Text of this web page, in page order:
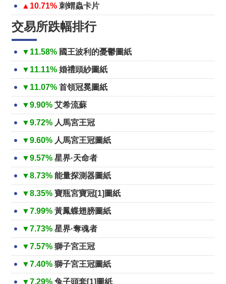
▲10.71% 刺蝟蟲卡片
交易所跌幅排行
▼11.58% 國王波利的憂鬱圖紙
▼11.11% 婚禮頭紗圖紙
▼11.07% 首領冠冕圖紙
▼9.90% 艾希流蘇
▼9.72% 人馬宮王冠
▼9.60% 人馬宮王冠圖紙
▼9.57% 星界·天命者
▼8.73% 能量探測器圖紙
▼8.35% 寶瓶宮寶冠[1]圖紙
▼7.99% 黃鳳蝶翅膀圖紙
▼7.73% 星界·奪魂者
▼7.57% 獅子宮王冠
▼7.40% 獅子宮王冠圖紙
▼7.29% 兔子頭套[1]圖紙